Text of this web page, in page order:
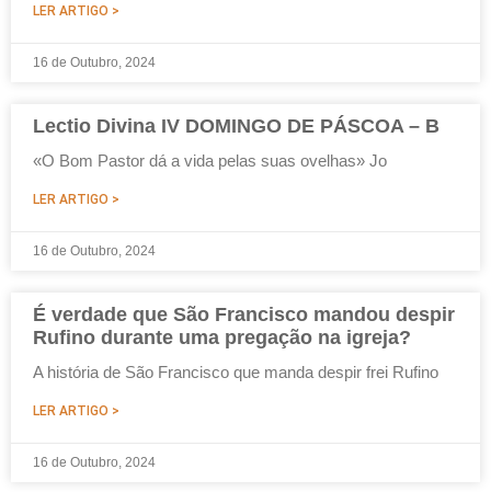
LER ARTIGO >
16 de Outubro, 2024
Lectio Divina IV DOMINGO DE PÁSCOA – B
«O Bom Pastor dá a vida pelas suas ovelhas» Jo
LER ARTIGO >
16 de Outubro, 2024
É verdade que São Francisco mandou despir
Rufino durante uma pregação na igreja?
A história de São Francisco que manda despir frei Rufino
LER ARTIGO >
16 de Outubro, 2024